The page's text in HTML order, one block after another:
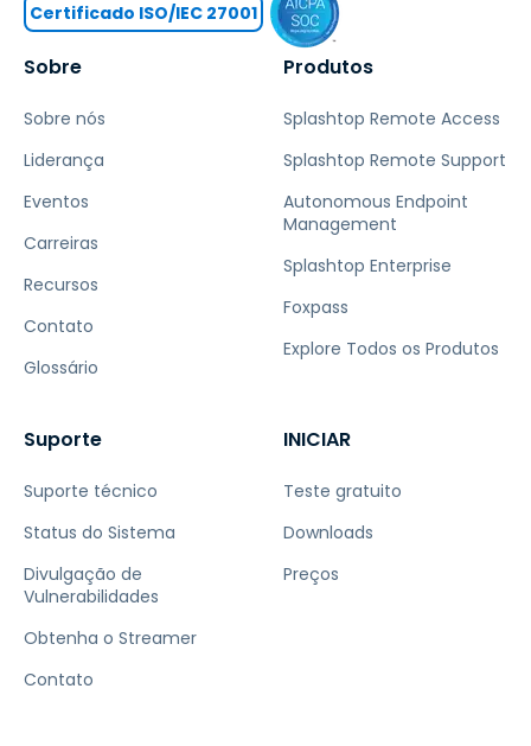
Sobre
Sobre nós
Liderança
Eventos
Carreiras
Recursos
Contato
Glossário
Produtos
Splashtop Remote Access
Splashtop Remote Support
Autonomous Endpoint
Management
Splashtop Enterprise
Foxpass
Explore Todos os Produtos
Suporte
Suporte técnico
Status do Sistema
Divulgação de
Vulnerabilidades
Obtenha o Streamer
Contato
INICIAR
Teste gratuito
Downloads
Preços
Certificado ISO/IEC 27001